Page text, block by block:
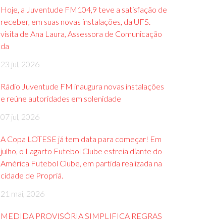
Hoje, a Juventude FM104,9 teve a satisfação de
receber, em suas novas instalações, da UFS.
visita de Ana Laura, Assessora de Comunicação
da
23 jul, 2026
Rádio Juventude FM inaugura novas instalações
e reúne autoridades em solenidade
07 jul, 2026
A Copa LOTESE já tem data para começar! Em
julho, o Lagarto Futebol Clube estreia diante do
América Futebol Clube, em partida realizada na
cidade de Propriá.
21 mai, 2026
MEDIDA PROVISÓRIA SIMPLIFICA REGRAS